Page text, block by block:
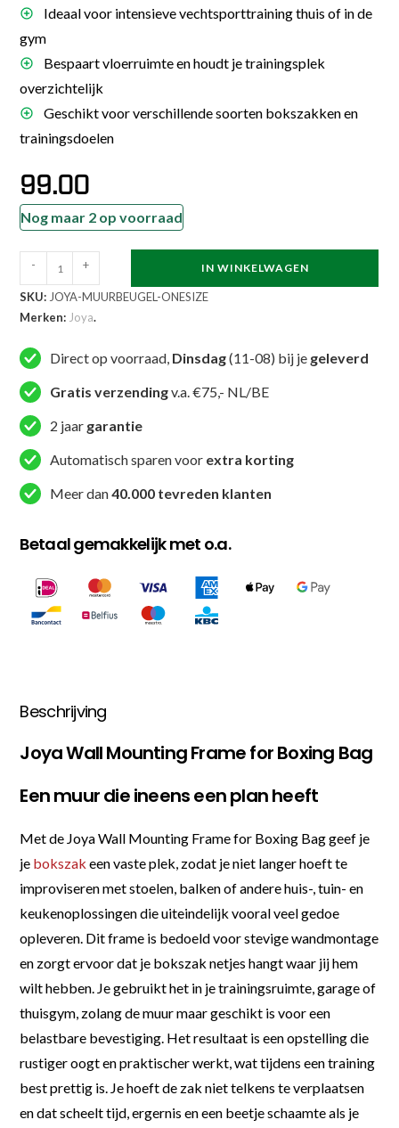
Ideaal voor intensieve vechtsporttraining thuis of in de
gym
Bespaart vloerruimte en houdt je trainingsplek
overzichtelijk
Geschikt voor verschillende soorten bokszakken en
trainingsdoelen
99.00
Nog maar 2 op voorraad
Joya
Wandmontage
Frame
Bokszak
aantal
- + IN WINKELWAGEN
SKU: JOYA-MUURBEUGEL-ONESIZE
Merken: Joya.
Direct op voorraad, Dinsdag(11-08) bij je geleverd
Gratis verzendingv.a. €75,- NL/BE
2 jaar garantie
Automatisch sparen voor extra korting
Meer dan40.000 tevreden klanten
Betaal gemakkelijk met o.a.
Beschrijving
Joya Wall Mounting Frame for Boxing Bag
Een muur die ineens een plan heeft
Met de Joya Wall Mounting Frame for Boxing Bag geef je
je bokszak een vaste plek, zodat je niet langer hoeft te
improviseren met stoelen, balken of andere huis-, tuin- en
keukenoplossingen die uiteindelijk vooral veel gedoe
opleveren. Dit frame is bedoeld voor stevige wandmontage
en zorgt ervoor dat je bokszak netjes hangt waar jij hem
wilt hebben. Je gebruikt het in je trainingsruimte, garage of
thuisgym, zolang de muur maar geschikt is voor een
belastbare bevestiging. Het resultaat is een opstelling die
rustiger oogt en praktischer werkt, wat tijdens een training
best prettig is. Je hoeft de zak niet telkens te verplaatsen
en dat scheelt tijd, ergernis en een beetje schaamte als je